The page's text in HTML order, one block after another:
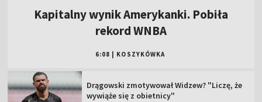
Kapitalny wynik Amerykanki. Pobiła
rekord WNBA
6:08 KOSZYKÓWKA
Drągowski zmotywował Widzew? "Liczę, że
wywiąże się z obietnicy"